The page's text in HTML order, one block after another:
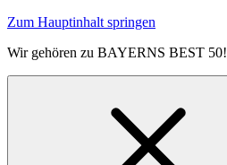
Zum Hauptinhalt springen
Wir gehören zu BAYERNS BEST 50!